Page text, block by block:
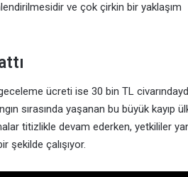
ve çok çirkin bir yaklaşım
ücreti ise 30 bin TL
sırasında yaşanan bu büyük kayıp
titizlikle devam ederken, yetkililer
şekilde çalışıyor.